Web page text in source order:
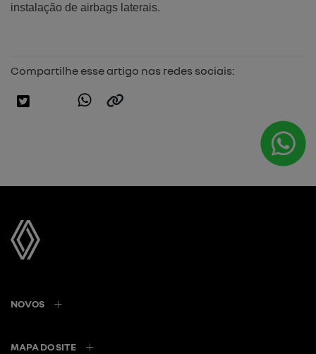
instalação de airbags laterais.
Compartilhe esse artigo nas redes sociais:
NOVOS
MAPA DO SITE